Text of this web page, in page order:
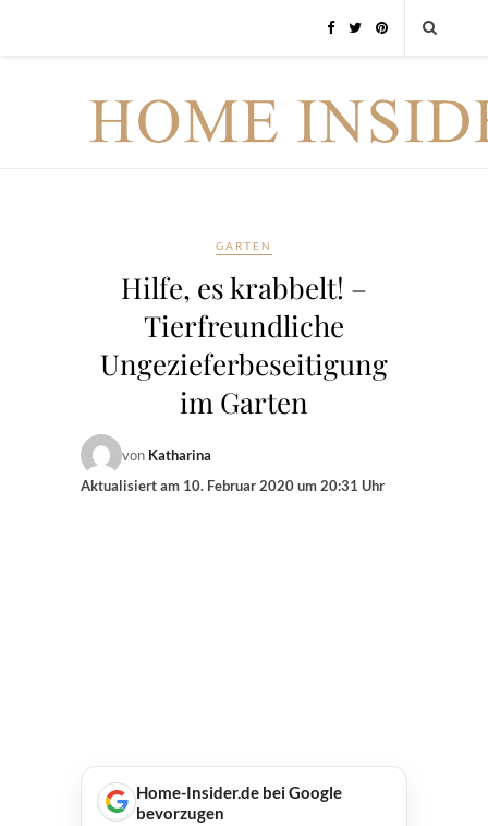
GARTEN
Hilfe, es krabbelt! –
Tierfreundliche
Ungezieferbeseitigung
im Garten
von Katharina
Aktualisiert am 10. Februar 2020 um 20:31 Uhr
Home-Insider.de bei Google
bevorzugen